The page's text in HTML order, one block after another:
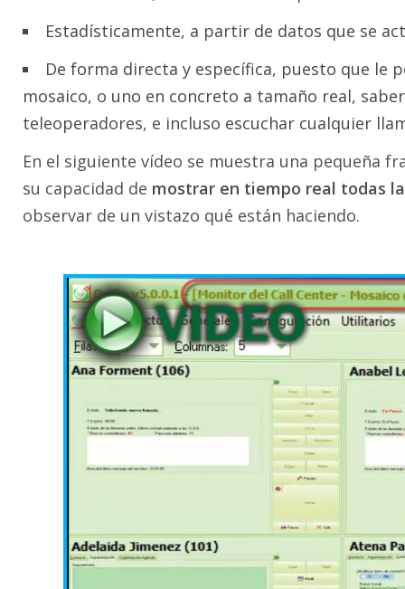
Estadísticamente, a partir de datos que se
De forma directa y específica, puesto que le
mosaico, o uno en concreto a tamaño real,
teleoperadores, e incluso escuchar cualquier
En el siguiente vídeo se muestra una pequeña
su capacidad de mostrar en tiempo real todas
observar de un vistazo qué están haciendo.